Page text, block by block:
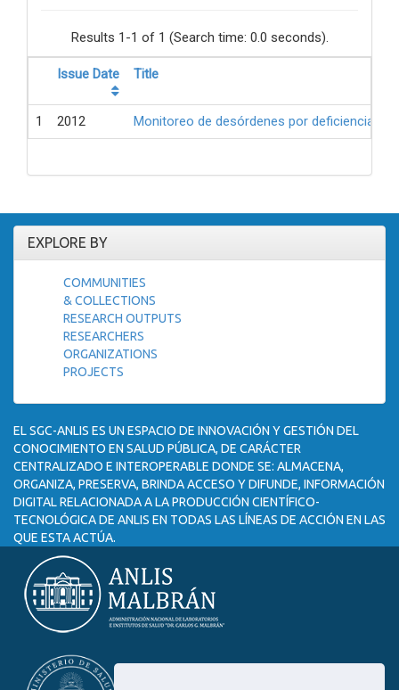
Results 1-1 of 1 (Search time: 0.0 seconds).
Issue Date Title
1 2012 Monitoreo de desórdenes por deficiencia
EXPLORE BY
COMMUNITIES
& COLLECTIONS
RESEARCH OUTPUTS
RESEARCHERS
ORGANIZATIONS
PROJECTS
EL SGC-ANLIS ES UN ESPACIO DE INNOVACIÓN Y GESTIÓN DEL
CONOCIMIENTO EN SALUD PÚBLICA, DE CARÁCTER
CENTRALIZADO E INTEROPERABLE DONDE SE: ALMACENA,
ORGANIZA, PRESERVA, BRINDA ACCESO Y DIFUNDE, INFORMACIÓN
DIGITAL RELACIONADA A LA PRODUCCIÓN CIENTÍFICO-
TECNOLÓGICA DE ANLIS EN TODAS LAS LÍNEAS DE ACCIÓN EN LAS
QUE ESTA ACTÚA.